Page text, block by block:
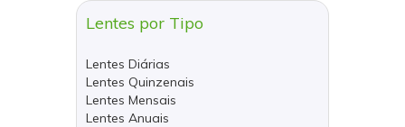
Lentes por Tipo
Lentes Diárias
Lentes Quinzenais
Lentes Mensais
Lentes Anuais